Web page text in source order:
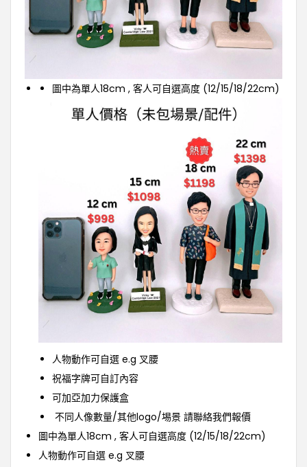
圖中為單人18cm , 客人可自選高度 (12/15/18/22cm)
人物動作可自選 e.g 叉腰
祝福字牌可自訂內容
可加亞加力保護盒
不同人像數量/其他logo/埸景 請聯絡我們報價
圖中為單人18cm , 客人可自選高度 (12/15/18/22cm)
人物動作可自選 e.g 叉腰